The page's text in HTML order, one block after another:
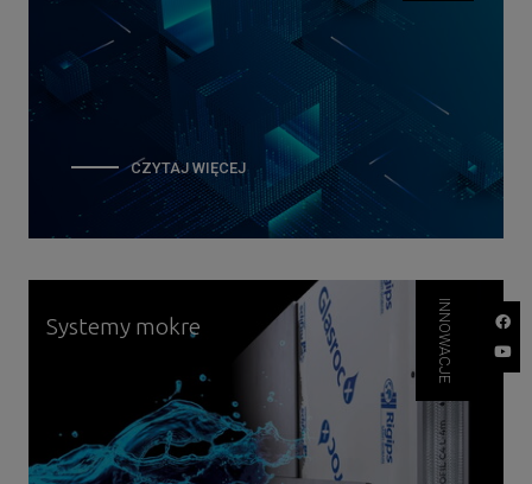
CZYTAJ WIĘCEJ
KALKULATOR
SYSTEMÓW
Systemy mokre INNOWACJE